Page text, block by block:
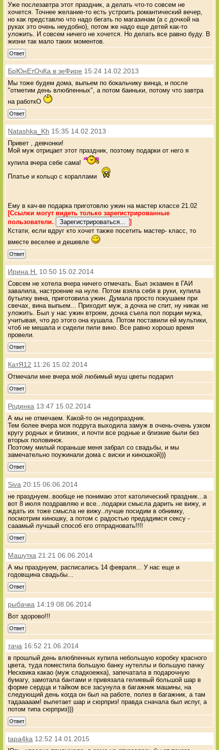
Уже послезавтра этот праздник, а делать что-то совсем не
хочется. Точнее желание-то есть устроить романтический вечер,
но как представлю что надо бегать по магазинам (а с дочкой на
руках это очень неудобно), потом же надо еще детей как-то
уложить. И совсем ничего не хочется. Но делать все равно буду. В
жизни так мало таких моментов.
Ответ
БрЮнЕтОчКа в зеФире 15:24 14.02.2013
Мы тоже будем дома, выпьем по бокальчику винца, и после
"отметим день влюбленных", а потом баиньки, потому что завтра
на работкО
Ответ
Natashka_Kh 15:35 14.02.2013
Привет , девчонки!
Мой муж отрицает этот праздник, поэтому подарки от него я
купила вчера себе сама!
Платье и кольцо с кораллами
Ему в кач-ве подарка приготовлю ужин на мастер классе 21.02
[Ссылки могут видеть только зарегистрированные
пользователи.
]
Кстати, если вдруг кто хочет также посетить мастер- класс, то
вместе веселее и дешевле
Ответ
Ирина Н. 10:50 15.02.2014
Совсем не хотела вчера ничего отмечать. Был экзамен в ГАИ
завалила, настроение на нуле. Потом взяла себя в руки, купила
бутылку вина, приготовила ужин. Думала просто покушаем при
свечах, вина выпьем... Приходит муж, а дочка не спит, ну никак не
уложить. Был у нас ужин втроем, дочка съела пол порции мужа,
учитывая, что до этого она кушала. Потом поставили ей мультики,
чтоб не мешала и сидели пили вино. Все равно хорошо время
провели.
Ответ
КатЯ12 11:26 15.02.2014
Отмечали мне вчера мой любимый муш цветы подарил
Ответ
Родинка 13:47 15.02.2014
А мы не отмечаем. Какой-то он недопраздник.
Тем более вчера моя подруга выходила замуж в очень-очень узком
кругу родных и близких, и почти все родные и близкие были без
вторых половинок.
Поэтому милый пораньше меня забрал со свадьбы, и мы
замечательно поужинали дома с виски и киношкой)))
Ответ
Siva 20:15 06.06.2014
не празднуем..вообще не понимаю этот католический праздник...а
вот 8 июля поздравляю и все...подарки смысла дарить не вижу, и
ждать их тоже смысла не вижу..лучше посидим в обнимку,
посмотрим киношку, а потом с радостью предадимся сексу -
сааамый лучшый способ его отпрадновать!!!!
Ответ
Машутка 21:21 06.06.2014
А мы празднуем, расписались 14 февраля... У нас еще и
годовщина свадьбы...
Ответ
рыбачка 14:19 08.06.2014
Вот здорово!!!
Ответ
тача 16:52 21.06.2014
в прошлый день влюбленных купила небольшую коробку красного
цвета, туда поместила большую банку нутеллы и большую пачку
Несквика какао (муж сладкоежка), запечатала в подарочную
бумагу, замотала бантами и привязала гелиевый большой шар в
форме сердца и тайком все засунула в багажник машины, на
следующий день когда он был на работе, полез в багажник, а там
тадааааам! вылетает шар и сюрприз! правда сначала был испуг, а
потом типа сюрприз)))
Ответ
tapa4ka 12:52 14.01.2015